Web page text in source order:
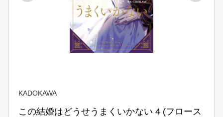
KADOKAWA
この結婚はどうせうまくいかない 4 (フロース